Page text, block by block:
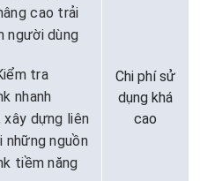
cao trải
người dùng
tra
nhanh
xây dựng liên
những nguồn
tiềm năng
Chi phí sử
dụng khá
cao